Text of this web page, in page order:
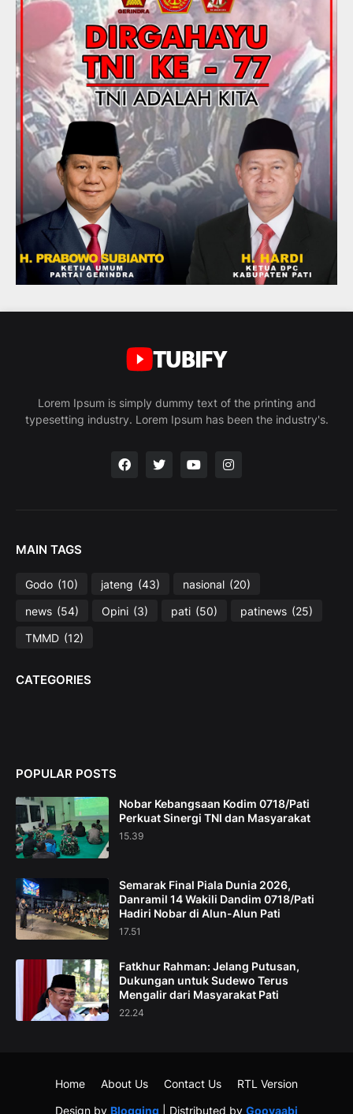
Lorem Ipsum is simply dummy text of the printing and
typesetting industry. Lorem Ipsum has been the industry's.
MAIN TAGS
Godo (10) jateng (43) nasional (20)
news (54) Opini (3) pati (50) patinews (25)
TMMD (12)
CATEGORIES
POPULAR POSTS
Nobar Kebangsaan Kodim 0718/Pati
Perkuat Sinergi TNI dan Masyarakat
15.39
Semarak Final Piala Dunia 2026,
Danramil 14 Wakili Dandim 0718/Pati
Hadiri Nobar di Alun-Alun Pati
17.51
Fatkhur Rahman: Jelang Putusan,
Dukungan untuk Sudewo Terus
Mengalir dari Masyarakat Pati
22.24
Design by Blogging | Distributed by Gooyaabi
Home About Us Contact Us RTL Version